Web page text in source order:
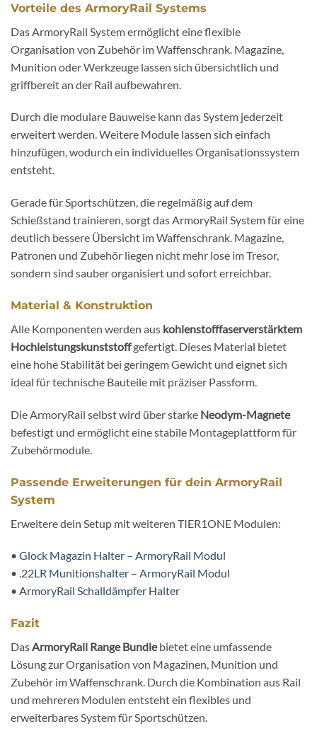
Vorteile des ArmoryRail Systems
Das ArmoryRail System ermöglicht eine flexible
Organisation von Zubehör im Waffenschrank. Magazine,
Munition oder Werkzeuge lassen sich übersichtlich und
griffbereit an der Rail aufbewahren.
Durch die modulare Bauweise kann das System jederzeit
erweitert werden. Weitere Module lassen sich einfach
hinzufügen, wodurch ein individuelles Organisationssystem
entsteht.
Gerade für Sportschützen, die regelmäßig auf dem
Schießstand trainieren, sorgt das ArmoryRail System für eine
deutlich bessere Übersicht im Waffenschrank. Magazine,
Patronen und Zubehör liegen nicht mehr lose im Tresor,
sondern sind sauber organisiert und sofort erreichbar.
Material & Konstruktion
Alle Komponenten werden aus kohlenstofffaserverstärktem
Hochleistungskunststoffgefertigt. Dieses Material bietet
eine hohe Stabilität bei geringem Gewicht und eignet sich
ideal für technische Bauteile mit präziser Passform.
Die ArmoryRail selbst wird über starke Neodym-Magnete
befestigt und ermöglicht eine stabile Montageplattform für
Zubehörmodule.
Passende Erweiterungen für dein ArmoryRail
System
Erweitere dein Setup mit weiteren TIER1ONE Modulen:
• Glock Magazin Halter – ArmoryRail Modul
• .22LR Munitionshalter – ArmoryRail Modul
• ArmoryRail Schalldämpfer Halter
Fazit
DasArmoryRail Range Bundlebietet eine umfassende
Lösung zur Organisation von Magazinen, Munition und
Zubehör im Waffenschrank. Durch die Kombination aus Rail
und mehreren Modulen entsteht ein flexibles und
erweiterbares System für Sportschützen.